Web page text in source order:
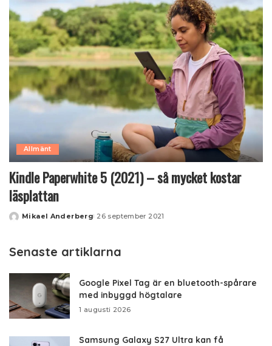
Allmänt
Kindle Paperwhite 5 (2021) – så mycket kostar
läsplattan
Posted
Mikael Anderberg 26 september 2021
Senaste artiklarna
Google Pixel Tag är en bluetooth-spårare
med inbyggd högtalare
1 augusti 2026
Samsung Galaxy S27 Ultra kan få